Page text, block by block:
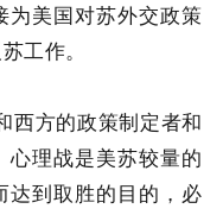
为美国对苏外交政策
工作。
西方的政策制定者和
心理战是美苏较量的
达到取胜的目的，必